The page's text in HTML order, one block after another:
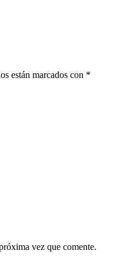
están marcados con *
vez que comente.